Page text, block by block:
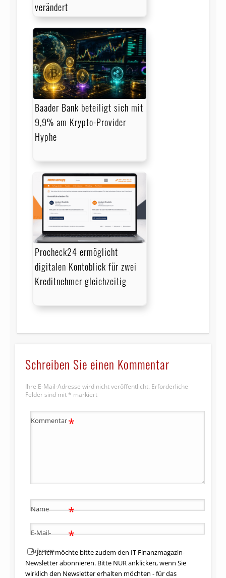
verändert
Baader Bank beteiligt sich mit
9,9% am Krypto-Provider
Hyphe
Procheck24 ermöglicht
digitalen Kontoblick für zwei
Kreditnehmer gleichzeitig
Schreiben Sie einen Kommentar
Ihre E-Mail-Adresse wird nicht veröffentlicht. Erforderliche
Felder sind mit * markiert
Kommentar*
Name *
E-Mail-
Adresse
*
Ja, ich möchte bitte zudem den IT Finanzmagazin-
Newsletter abonnieren. Bitte NUR anklicken, wenn Sie
wirklich den Newsletter erhalten möchten - für das